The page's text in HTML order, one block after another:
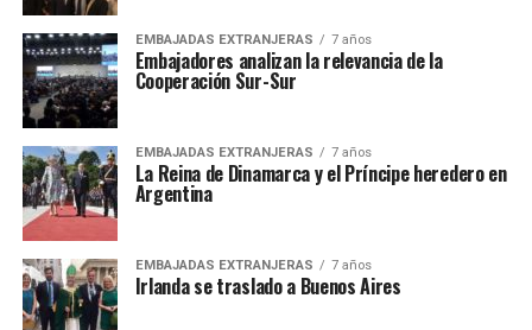
EMBAJADAS EXTRANJERAS 7 años
Embajadores analizan la relevancia de la
Cooperación Sur-Sur
EMBAJADAS EXTRANJERAS 7 años
La Reina de Dinamarca y el Príncipe heredero en
Argentina
EMBAJADAS EXTRANJERAS 7 años
Irlanda se traslado a Buenos Aires